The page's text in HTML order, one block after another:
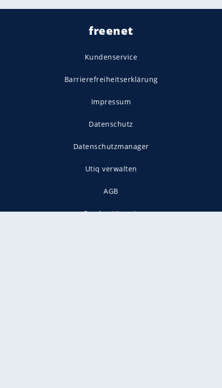
freenet
Kundenservice
Barrierefreiheitserklärung
Impressum
Datenschutz
Datenschutzmanager
Utiq verwalten
AGB
Gender-Hinweis